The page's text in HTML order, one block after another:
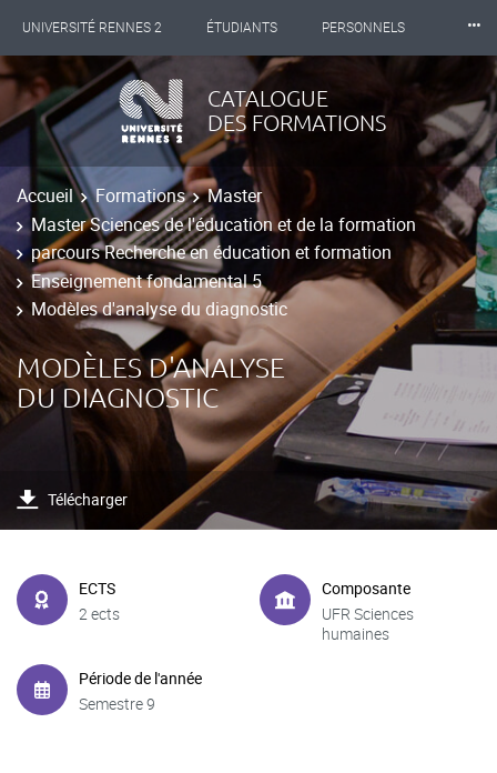
UNIVERSITÉ RENNES 2 ÉTUDIANTS PERSONNELS
INTERNATIONAL PROFESSIONNELS BIBLIOTHÈQUES
LES NOUVELLES DE RENNES 2
⸱⸱⸱
CATALOGUE
DES FORMATIONS
Accueil Formations
Master
Master Sciences de l'éducation et de la formation
parcours Recherche en éducation et formation
Enseignement fondamental 5
Modèles d'analyse du diagnostic
MODÈLES D'ANALYSE
DU DIAGNOSTIC
Télécharger
ECTS
2 ects
Composante
UFR Sciences
humaines
Période de l'année
Semestre 9